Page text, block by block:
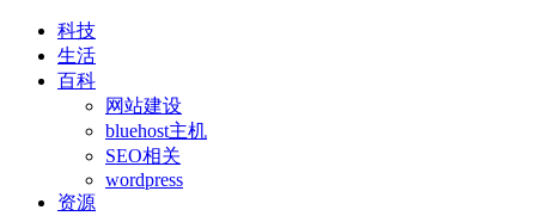
科技
生活
百科
网站建设
bluehost主机
SEO相关
wordpress
资源